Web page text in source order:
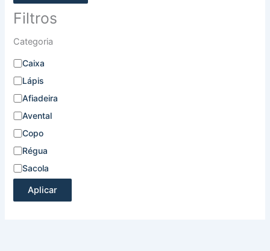
Filtros
Categoria
Caixa
Lápis
Afiadeira
Avental
Copo
Régua
Sacola
Aplicar